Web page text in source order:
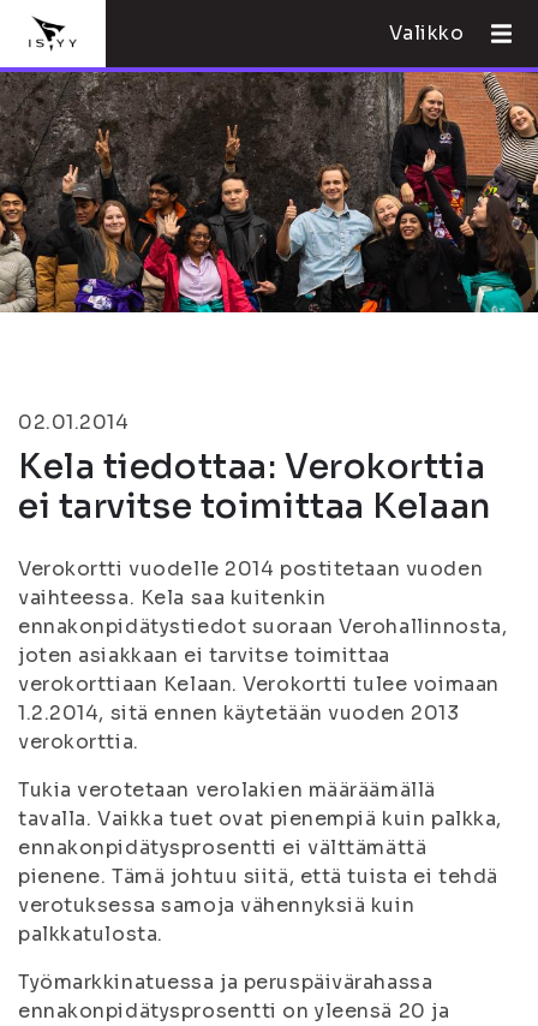
Valikko
02.01.2014
Kela tiedottaa: Verokorttia
ei tarvitse toimittaa Kelaan
Verokortti vuodelle 2014 postitetaan vuoden
vaihteessa. Kela saa kuitenkin
ennakonpidätystiedot suoraan Verohallinnosta,
joten asiakkaan ei tarvitse toimittaa
verokorttiaan Kelaan. Verokortti tulee voimaan
1.2.2014, sitä ennen käytetään vuoden 2013
verokorttia.
Tukia verotetaan verolakien määräämällä
tavalla. Vaikka tuet ovat pienempiä kuin palkka,
ennakonpidätysprosentti ei välttämättä
pienene. Tämä johtuu siitä, että tuista ei tehdä
verotuksessa samoja vähennyksiä kuin
palkkatulosta.
Työmarkkinatuessa ja peruspäivärahassa
ennakonpidätysprosentti on yleensä 20 ja